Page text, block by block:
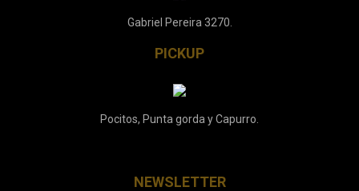
Gabriel Pereira 3270.
PICKUP
Pocitos, Punta gorda y Capurro.
NEWSLETTER